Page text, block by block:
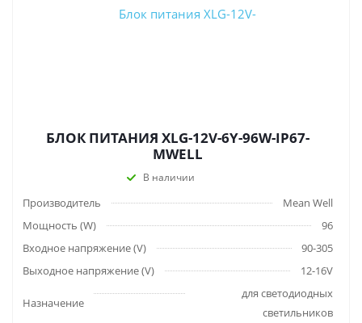
БЛОК ПИТАНИЯ XLG-12V-6Y-96W-IP67-
MWELL
В наличии
Производитель
Mean Well
Мощность (W)
96
Входное напряжение (V)
90-305
Выходное напряжение (V)
12-16V
Назначение
для светодиодных
светильников